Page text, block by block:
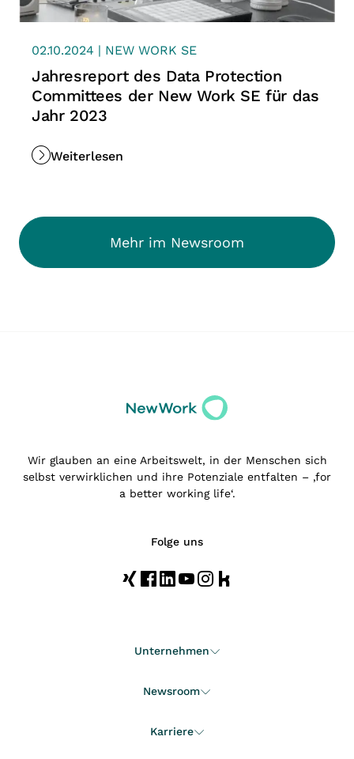
02.10.2024 | NEW WORK SE
Jahresreport des Data Protection
Committees der New Work SE für das
Jahr 2023
Weiterlesen
Mehr im Newsroom
Wir glauben an eine Arbeitswelt, in der Menschen sich
selbst verwirklichen und ihre Potenziale entfalten – ‚for
a better working life‘.
Folge uns
Unternehmen
Newsroom
Karriere